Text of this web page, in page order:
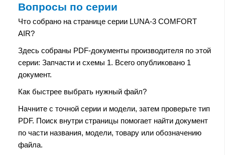
Вопросы по серии
Что собрано на странице серии LUNA-3 COMFORT
AIR?
Здесь собраны PDF-документы производителя по этой
серии: Запчасти и схемы 1. Всего опубликовано 1
документ.
Как быстрее выбрать нужный файл?
Начните с точной серии и модели, затем проверьте тип
PDF. Поиск внутри страницы помогает найти документ
по части названия, модели, товару или обозначению
файла.